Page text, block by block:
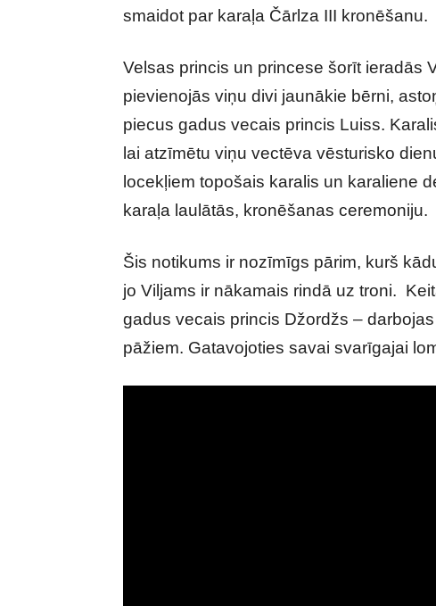
smaidot par karaļa Čārlza III kronēšanu.
Velsas princis un princese šorīt ieradās
pievienojās viņu divi jaunākie bērni,
piecus gadus vecais princis Luiss.
lai atzīmētu viņu vectēva vēsturisko
locekļiem topošais karalis un karaliene
karaļa laulātās, kronēšanas ceremoniju.
Šis notikums ir nozīmīgs pārim, kurš
jo Viljams ir nākamais rindā uz troni.
gadus vecais princis Džordžs –
pāžiem. Gatavojoties savai svarīgajai